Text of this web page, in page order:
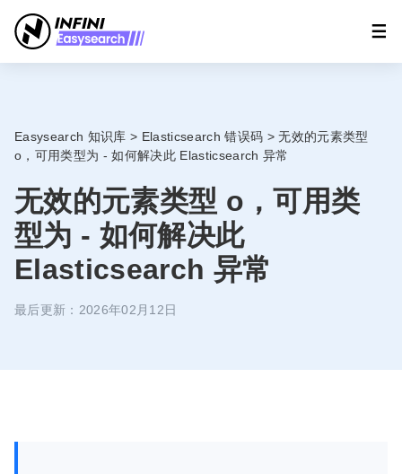
Easysearch 知识库 > Elasticsearch 错误码 > 无效的元素类型
o，可用类型为 - 如何解决此 Elasticsearch 异常
无效的元素类型 o，可用类
型为 - 如何解决此
Elasticsearch 异常
最后更新：2026年02月12日